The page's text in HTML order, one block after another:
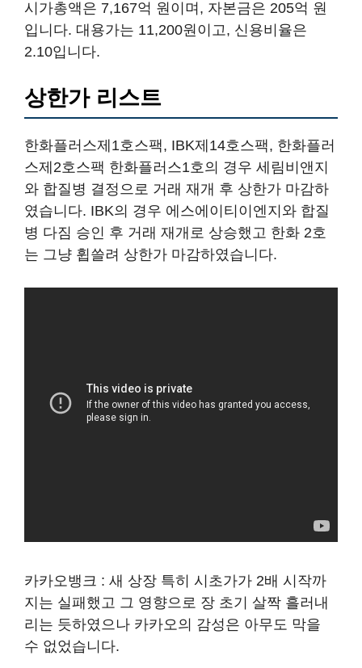
시가총액은 7,167억 원이며, 자본금은 205억 원
입니다. 대용가는 11,200원이고, 신용비율은
2.10입니다.
상한가 리스트
한화플러스제1호스팩, IBK제14호스팩, 한화플러
스제2호스팩 한화플러스1호의 경우 세림비앤지
와 합질병 결정으로 거래 재개 후 상한가 마감하
였습니다. IBK의 경우 에스에이티이엔지와 합질
병 다짐 승인 후 거래 재개로 상승했고 한화 2호
는 그냥 휩쓸려 상한가 마감하였습니다.
카카오뱅크 : 새 상장 특히 시초가가 2배 시작까
지는 실패했고 그 영향으로 장 초기 살짝 흘러내
리는 듯하였으나 카카오의 감성은 아무도 막을
수 없었습니다.